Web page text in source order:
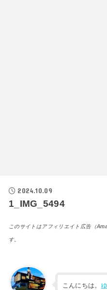
2024.10.09
1_IMG_5494
このサイトはアフィリエイト広告（
す。
こんにちは。